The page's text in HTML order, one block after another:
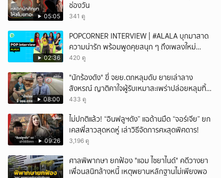
05:05
ช่องวัน
341 ดู
02:36
POPCORNER INTERVIEW | #ALALA บุกมาสาด
ความน่ารัก พร้อมพูดคุยสนุก ๆ ถึงเพลงใหม่
'ON&OFF'
420 ดู
08:00
"นักร้องดัง" ขี่ จยย.ตกหลุมดับ ยายเล่าลาง
สังหรณ์ ญาติคาใจผู้รับเหมาสะเพร่าปล่อยหลุมทิ้ง
ไว้ 3 เดือน เพิ่งปิดหลังเกิดเหตุ
433 ดู
09:26
ไม่ปกติแล้ว! “อินฟลูฯดัง” แฉด้านมืด “จอร์เจีย” ยก
เคสพี่สาวสุดหดหู่ เล่าวิธีจัดการศxสุดพิศดาร!
3,196 ดู
ศาลพิพากษา ยกฟ้อง "แอม ไซยาไนด์" คดีวางยา
เพื่อนสนิทล้างหนี้ เหตุพยานหลักฐานไม่เพียงพอ